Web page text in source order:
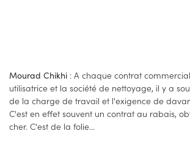
Mourad Chikhi : A chaque contrat
utilisatrice et la société de nettoyage, il y a
de la charge de travail et l'exigence de
C'est en effet souvent un contrat au rabais,
cher. C'est de la folie...